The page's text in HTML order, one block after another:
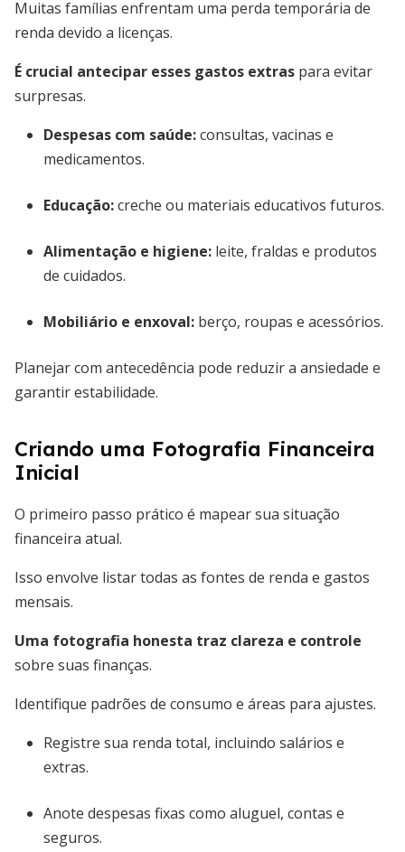
Muitas famílias enfrentam uma perda temporária de
renda devido a licenças.
É crucial antecipar esses gastos extras para evitar
surpresas.
Despesas com saúde:consultas, vacinas e
medicamentos.
Educação:creche ou materiais educativos futuros.
Alimentação e higiene: leite, fraldas e produtos
de cuidados.
Mobiliário e enxoval: berço, roupas e acessórios.
Planejar com antecedência pode reduzir a ansiedade e
garantir estabilidade.
Criando uma Fotografia Financeira
Inicial
O primeiro passo prático é mapear sua situação
financeira atual.
Isso envolve listar todas as fontes de renda e gastos
mensais.
Uma fotografia honesta traz clareza e controle
sobre suas finanças.
Identifique padrões de consumo e áreas para ajustes.
Registre sua renda total, incluindo salários e
extras.
Anote despesas fixas como aluguel, contas e
seguros.